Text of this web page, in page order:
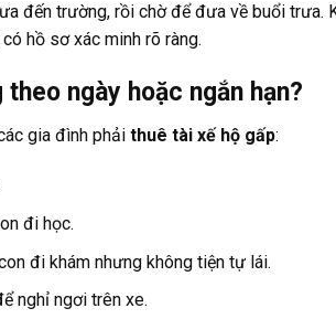
đến trường, rồi chờ để đưa về buổi trưa.
hồ sơ xác minh rõ ràng.
ngày hoặc ngắn hạn?
gia đình phải thuê tài xế hộ gấp:
đi học.
đi khám nhưng không tiện tự lái.
nghỉ ngơi trên xe.